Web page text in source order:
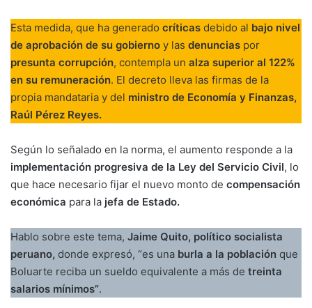
Esta medida, que ha generado críticas debido al bajo nivel
de aprobación de su gobierno y las denuncias por
presunta corrupción, contempla un alza superior al 122%
en su remuneración. El decreto lleva las firmas de la
propia mandataria y del ministro de Economía y Finanzas,
Raúl Pérez Reyes.
Según lo señalado en la norma, el aumento responde a la
implementación progresiva de la Ley del Servicio Civil, lo
que hace necesario fijar el nuevo monto de compensación
económica para la jefa de Estado.
Hablo sobre este tema, Jaime Quito, político socialista
peruano, donde expresó, “es una burla a la población que
Boluarte reciba un sueldo equivalente a más de treinta
salarios mínimos”.